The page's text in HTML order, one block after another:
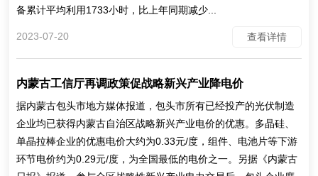
备累计平均利用1733小时，比上年同期减少...
2023-07-20 查看详情
内蒙古工信厅再调政策促战略新兴产业降电价
据内蒙古包头市地方媒体报道，包头市所有已经投产的光伏制造
企业均已获得内蒙古自治区战略新兴产业电价的优惠。多晶硅、
单晶拉棒企业的优惠电价大约为0.33元/度，组件、电池片等下游
环节电价约为0.29元/度，为全国最低的电价之一。另据《内蒙古